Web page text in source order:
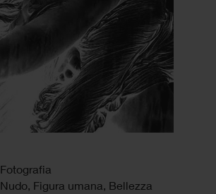
Fotografia
Nudo, Figura umana, Bellezza